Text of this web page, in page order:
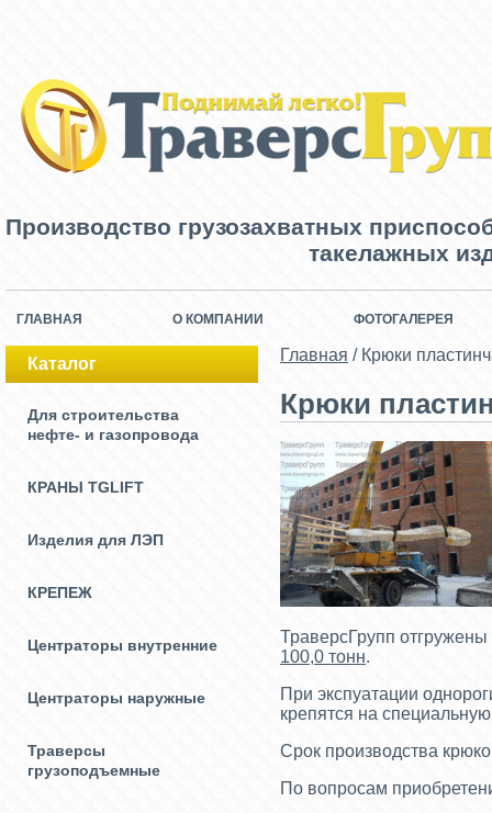
Производство грузозахватных
такелажных
ГЛАВНАЯ О КОМПАНИИ ФОТОГАЛЕРЕЯ
Каталог
Для строительства
нефте- и газопровода
КРАНЫ TGLIFT
Изделия для ЛЭП
КРЕПЕЖ
Центраторы внутренние
Центраторы наружные
Траверсы
грузоподъемные
Главная / Крюки
Крюки
ТраверсГрупп отгружены
100,0 тонн.
При экспуатации
крепятся на
Срок производства
По вопросам